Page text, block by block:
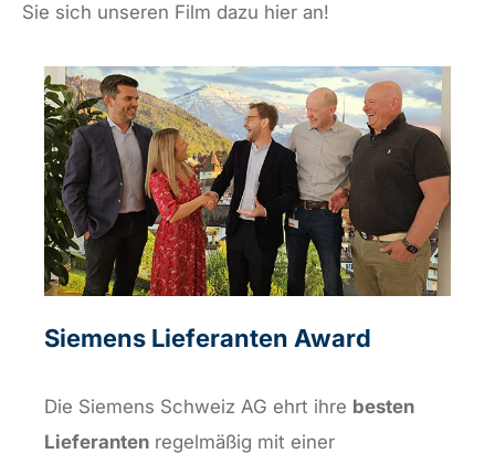
Sie sich unseren Film dazu hier an!
Siemens Lieferanten Award
Die Siemens Schweiz AG ehrt ihre besten
Lieferanten regelmäßig mit einer